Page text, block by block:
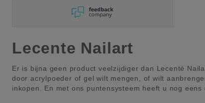
Lecente Nailart
Er is bijna geen product veelzijdiger dan Lecenté
door acrylpoeder of gel wilt mengen, of wilt
inkopen. En met ons puntensysteem heeft u nog